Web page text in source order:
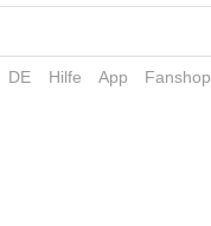
DE Hilfe App Fanshop